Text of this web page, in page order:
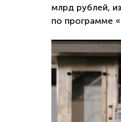
млрд рублей,
по программе